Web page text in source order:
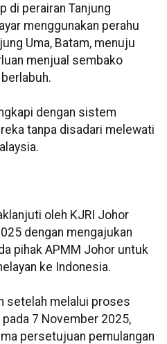
di perairan Tanjung
menggunakan perahu
Uma, Batam, menuju
menjual sembako
dengan sistem
tanpa disadari melewati
oleh KJRI Johor
dengan mengajukan
pihak APMM Johor untuk
ke Indonesia.
setelah melalui proses
7 November 2025,
persetujuan pemulangan